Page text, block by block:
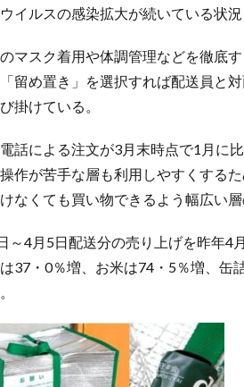
イルスの感染拡大が続いている状
マスク着用や体調管理などを徹底
留め置き」を選択すれば配送員と
掛けている。
話による注文が3月末時点で1月に
作が苦手な層も利用しやすくする
なくても買い物できるよう幅広い層
～4月5日配送分の売り上げを昨年4
37・0％増、お米は74・5％増、缶